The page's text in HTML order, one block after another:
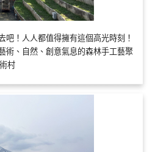
吧！人人都值得擁有這個高光時刻！
術、自然、創意氣息的森林手工藝聚
村